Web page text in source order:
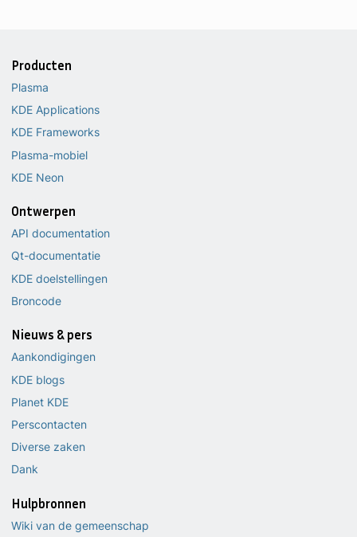
Producten
Plasma
KDE Applications
KDE Frameworks
Plasma-mobiel
KDE Neon
Ontwerpen
API documentation
Qt-documentatie
KDE doelstellingen
Broncode
Nieuws & pers
Aankondigingen
KDE blogs
Planet KDE
Perscontacten
Diverse zaken
Dank
Hulpbronnen
Wiki van de gemeenschap